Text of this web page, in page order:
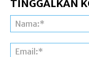
TINGGALKAN